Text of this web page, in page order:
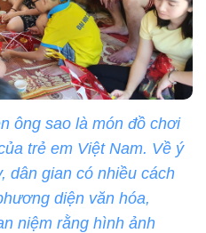
ông sao là món đồ chơi
trẻ em Việt Nam. Về ý
dân gian có nhiều cách
diện văn hóa,
niệm rằng hình ảnh